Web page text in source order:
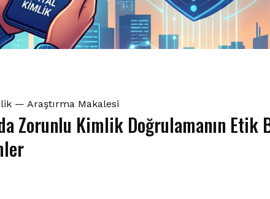
— Araştırma Makalesi
Zorunlu Kimlik Doğrulamanın Etik